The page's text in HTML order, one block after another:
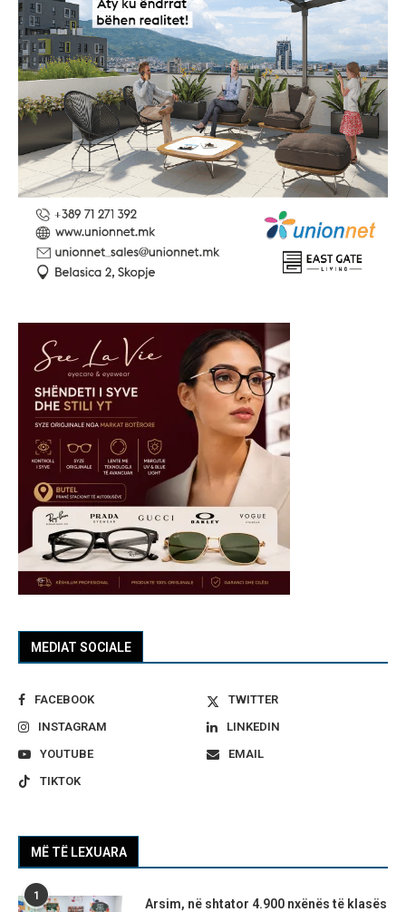
MEDIAT SOCIALE
FACEBOOK
TWITTER
INSTAGRAM
LINKEDIN
YOUTUBE
EMAIL
TIKTOK
MË TË LEXUARA
1
Arsim, në shtator 4.900 nxënës të klasës